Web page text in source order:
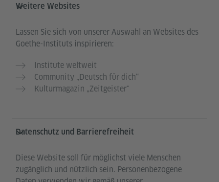
Weitere Websites
Lassen Sie sich von unserer Auswahl an Websites des
Goethe-Instituts inspirieren:
Institute weltweit
Community „Deutsch für dich“
Kulturmagazin „Zeitgeister"
Datenschutz und Barrierefreiheit
Diese Website soll für möglichst viele Menschen
zugänglich und nützlich sein. Personenbezogene